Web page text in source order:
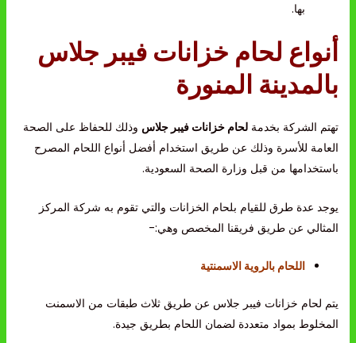
بها.
أنواع لحام خزانات فيبر جلاس
بالمدينة المنورة
تهتم الشركة بخدمة لحام خزانات فيبر جلاس وذلك للحفاظ على الصحة
العامة للأسرة وذلك عن طريق استخدام أفضل أنواع اللحام المصرح
باستخدامها من قبل وزارة الصحة السعودية.
يوجد عدة طرق للقيام بلحام الخزانات والتي تقوم به شركة المركز
المثالي عن طريق فريقنا المخصص وهي:-
اللحام بالروية الاسمنتية
يتم لحام خزانات فيبر جلاس عن طريق ثلاث طبقات من الاسمنت
المخلوط بمواد متعددة لضمان اللحام بطريق جيدة.